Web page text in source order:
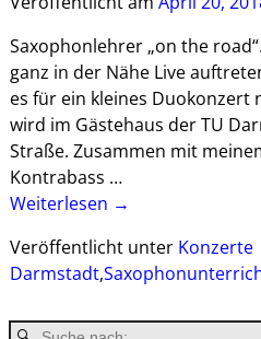
Saxophonlehrer „on the
ganz in der Nähe Live
es für ein kleines Duokonzert
wird im Gästehaus der TU
Straße. Zusammen mit
Kontrabass …
Weiterlesen →
Veröffentlicht unter Konzerte
Darmstadt,